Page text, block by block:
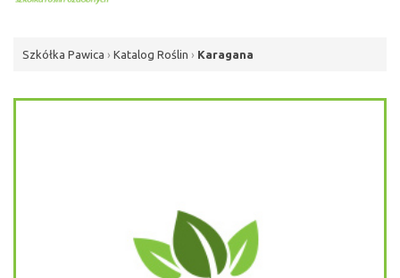
Szkółka Pawica › Katalog Roślin › Karagana